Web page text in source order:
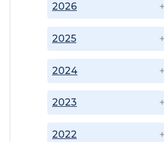
2022
2023
2024
2025
2026